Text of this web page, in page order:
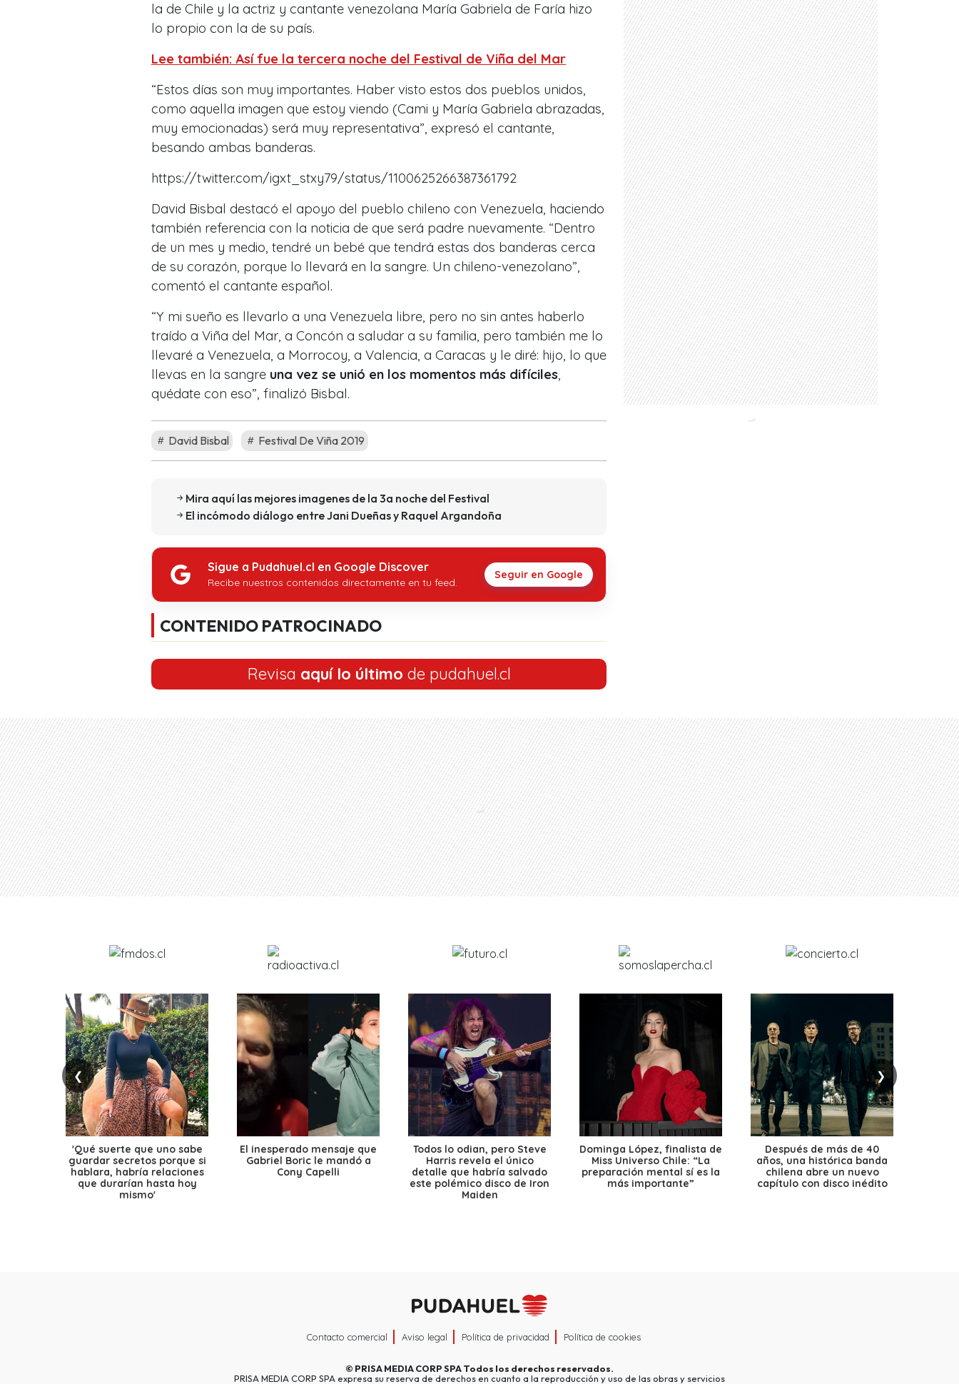
la de Chile y la actriz y cantante venezolana María Gabriela de Faría hizo
lo propio con la de su país.
Lee también: Así fue la tercera noche del Festival de Viña del Mar
“Estos días son muy importantes. Haber visto estos dos pueblos unidos,
como aquella imagen que estoy viendo (Cami y María Gabriela abrazadas,
muy emocionadas) será muy representativa”, expresó el cantante,
besando ambas banderas.
https://twitter.com/igxt_stxy79/status/1100625266387361792
David Bisbal destacó el apoyo del pueblo chileno con Venezuela, haciendo
también referencia con la noticia de que será padre nuevamente. “Dentro
de un mes y medio, tendré un bebé que tendrá estas dos banderas cerca
de su corazón, porque lo llevará en la sangre. Un chileno-venezolano”,
comentó el cantante español.
“Y mi sueño es llevarlo a una Venezuela libre, pero no sin antes haberlo
traído a Viña del Mar, a Concón a saludar a su familia, pero también me lo
llevaré a Venezuela, a Morrocoy, a Valencia, a Caracas y le diré: hijo, lo que
llevas en la sangre una vez se unió en los momentos más difíciles,
quédate con eso”, finalizó Bisbal.
David Bisbal Festival De Viña 2019
Mira aquí las mejores imagenes de la 3a noche del Festival
El incómodo diálogo entre Jani Dueñas y Raquel Argandoña
Sigue a Pudahuel.cl en Google Discover
Recibe nuestros contenidos directamente en tu feed.
Seguir en Google
CONTENIDO PATROCINADO
Revisa aquí lo último de pudahuel.cl
❮ ❯
'Qué suerte que uno sabe
guardar secretos porque si
hablara, habría relaciones
que durarían hasta hoy
mismo'
El inesperado mensaje que
Gabriel Boric le mandó a
Cony Capelli
Todos lo odian, pero Steve
Harris revela el único
detalle que habría salvado
este polémico disco de Iron
Maiden
Dominga López, finalista de
Miss Universo Chile: “La
preparación mental sí es la
más importante”
Después de más de 40
años, una histórica banda
chilena abre un nuevo
capítulo con disco inédito
Contacto comercial Aviso legal Política de privacidad Política de cookies
© PRISA MEDIA CORP SPATodos los derechos reservados.
PRISA MEDIA CORP SPA expresa su reserva de derechos en cuanto a la reproducción y uso de las obras y servicios